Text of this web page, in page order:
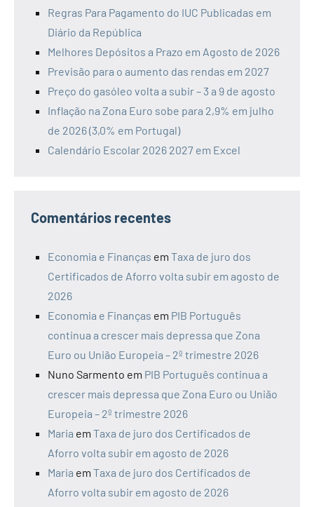
Regras Para Pagamento do IUC Publicadas em
Diário da República
Melhores Depósitos a Prazo em Agosto de 2026
Previsão para o aumento das rendas em 2027
Preço do gasóleo volta a subir – 3 a 9 de agosto
Inflação na Zona Euro sobe para 2,9% em julho
de 2026 (3,0% em Portugal)
Calendário Escolar 2026 2027 em Excel
Comentários recentes
Economia e Finanças em Taxa de juro dos
Certificados de Aforro volta subir em agosto de
2026
Economia e Finanças em PIB Português
continua a crescer mais depressa que Zona
Euro ou União Europeia – 2º trimestre 2026
Nuno Sarmento em PIB Português continua a
crescer mais depressa que Zona Euro ou União
Europeia – 2º trimestre 2026
Maria em Taxa de juro dos Certificados de
Aforro volta subir em agosto de 2026
Maria em Taxa de juro dos Certificados de
Aforro volta subir em agosto de 2026